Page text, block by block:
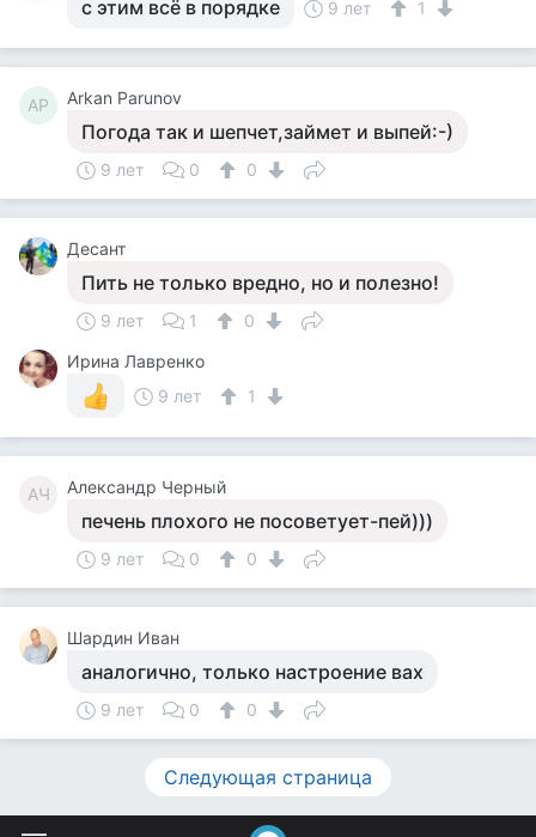
с этим всё в порядке 9 лет 1
AP Arkan Parunov
Погода так и шепчет,займет и выпей:-)
9 лет 0 0
Десант
Пить не только вредно, но и полезно!
9 лет 1
0
Ирина Лавренко
9 лет
1
АЧ Александр Черный
печень плохого не посоветует-пей)))
9 лет 0 0
Шардин Иван
аналогично, только настроение вах
9 лет 0 0
Следующая страница